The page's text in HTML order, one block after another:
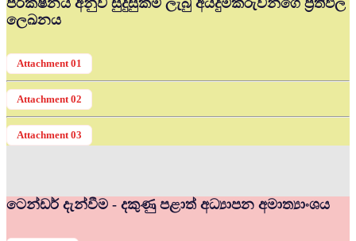
පරික්ෂනය අනුව සුදුසුකම් ලැබු අයදුම්කරුවන්ගෙ ප්‍රතිඵල
ලෙඛනය
Attachment 01
Attachment 02
Attachment 03
ටෙන්ඩර් දැන්වීම - දකුණු පළාත් අධ්‍යාපන අමාත්‍යාංශය